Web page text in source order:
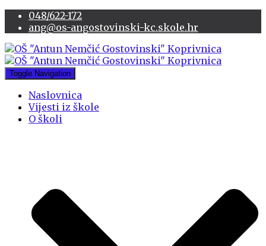
048/622-172
ang@os-angostovinski-kc.skole.hr
Toggle Navigation
Naslovnica
Vijesti iz škole
O školi